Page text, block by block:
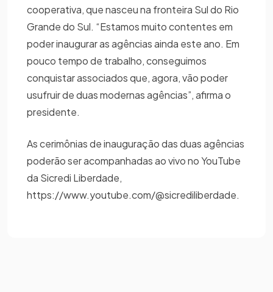
cooperativa, que nasceu na fronteira Sul do Rio
Grande do Sul. “Estamos muito contentes em
poder inaugurar as agências ainda este ano. Em
pouco tempo de trabalho, conseguimos
conquistar associados que, agora, vão poder
usufruir de duas modernas agências”, afirma o
presidente.
As cerimônias de inauguração das duas agências
poderão ser acompanhadas ao vivo no YouTube
da Sicredi Liberdade,
https://www.youtube.com/@sicrediliberdade.